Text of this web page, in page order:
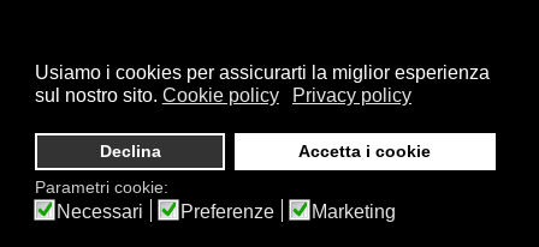
Usiamo i cookies per assicurarti la miglior esperienza
sul nostro sito. Cookie policy Privacy policy
Declina
Accetta i cookie
Parametri cookie:
Necessari Preferenze Marketing